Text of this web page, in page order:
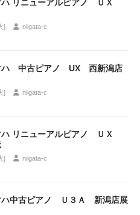
ハ リニューアルピアノ ＵＸ
] niigata-c
ハ 中古ピアノ UX 西新潟店
] niigata-c
ハ リニューアルピアノ ＵＸ
] niigata-c
ハ中古ピアノ Ｕ３Ａ 新潟店展